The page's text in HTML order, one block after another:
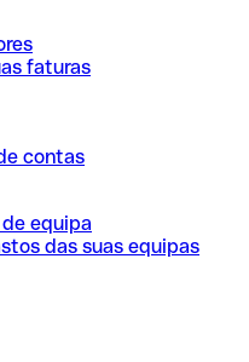
faturas
contas
equipa
das suas equipas